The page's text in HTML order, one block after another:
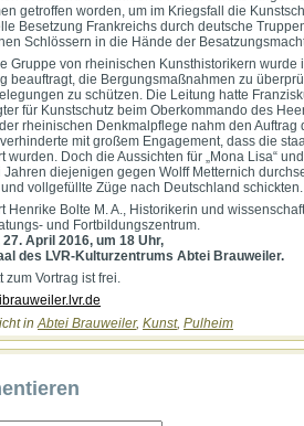
getroffen worden, um im Kriegsfall die
Besetzung Frankreichs durch deutsche
Schlössern in die Hände der
Gruppe von rheinischen Kunsthistorikern
beauftragt, die Bergungsmaßnahmen zu
zu schützen. Die Leitung hatte
für Kunstschutz beim Oberkommando des
rheinischen Denkmalpflege nahm den Auftrag
mit großem Engagement, dass die
wurden. Doch die Aussichten für „Mona Lisa“
Jahren diejenigen gegen Wolff Metternich
vollgefüllte Züge nach Deutschland schickten.
Henrike Bolte M. A., Historikerin und
und Fortbildungszentrum.
27. April 2016, um 18 Uhr,
des LVR-Kulturzentrums Abtei Brauweiler.
zum Vortrag ist frei.
inAbtei Brauweiler, Kunst, Pulheim